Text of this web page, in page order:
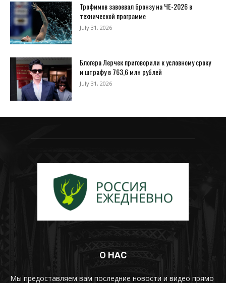
Трофимов завоевал бронзу на ЧЕ-2026 в
технической программе
July 31, 2026
Блогера Лерчек приговорили к условному сроку
и штрафу в 763,6 млн рублей
July 31, 2026
О НАС
Мы предоставляем вам последние новости и видео прямо